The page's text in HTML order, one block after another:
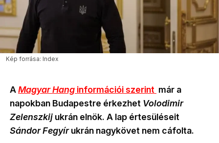
Kép forrása: Index
AMagyar Hang információi szerint már a
napokban Budapestre érkezhet Volodimir
Zelenszkij ukrán elnök. A lap értesüléseit
Sándor Fegyírukrán nagykövet nem cáfolta.